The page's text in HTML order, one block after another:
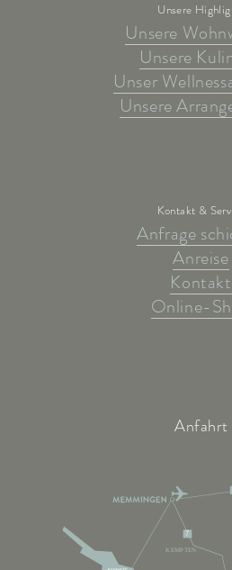
Unsere
Unsere
Unsere
Unser
Unsere
Kontakt &
Anfrage
Anreise
Kontakt
Online-
Anfahrt
7
KEMPTEN